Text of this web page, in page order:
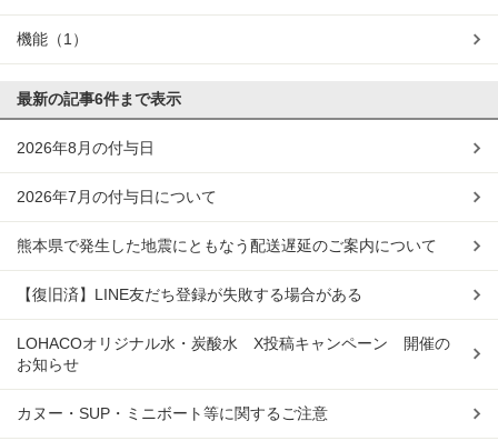
機能 （1）
最新の記事6件まで表示
2026年8月の付与日
2026年7月の付与日について
熊本県で発生した地震にともなう配送遅延のご案内について
【復旧済】LINE友だち登録が失敗する場合がある
LOHACOオリジナル水・炭酸水 X投稿キャンペーン 開催の
お知らせ
カヌー・SUP・ミニボート等に関するご注意